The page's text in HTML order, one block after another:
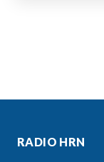
RADIO HRN